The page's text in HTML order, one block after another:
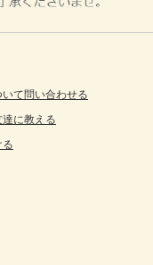
て問い合わせる
に教える